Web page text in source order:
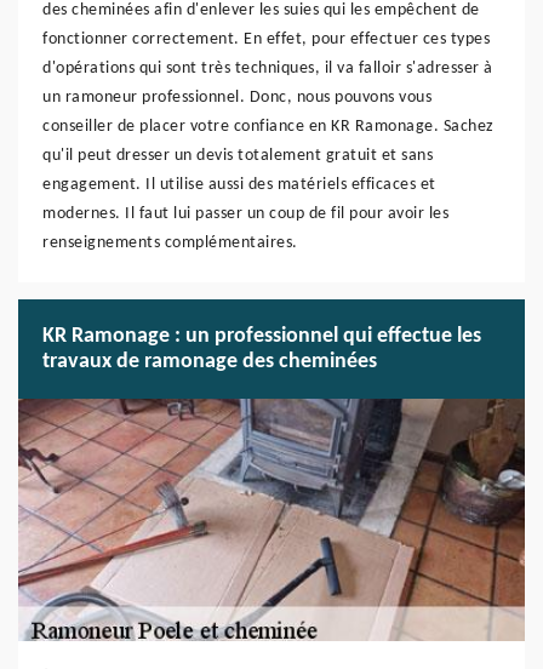
des cheminées afin d'enlever les suies qui les empêchent de
fonctionner correctement. En effet, pour effectuer ces types
d'opérations qui sont très techniques, il va falloir s'adresser à
un ramoneur professionnel. Donc, nous pouvons vous
conseiller de placer votre confiance en KR Ramonage. Sachez
qu'il peut dresser un devis totalement gratuit et sans
engagement. Il utilise aussi des matériels efficaces et
modernes. Il faut lui passer un coup de fil pour avoir les
renseignements complémentaires.
KR Ramonage : un professionnel qui effectue les
travaux de ramonage des cheminées